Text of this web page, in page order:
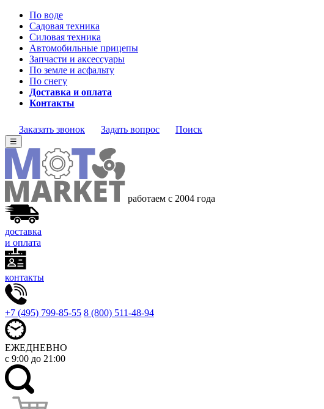
По воде
Садовая техника
Силовая техника
Автомобильные прицепы
Запчасти и аксессуары
По земле и асфальту
По снегу
Доставка и оплата
Контакты
Заказать звонок Задать вопрос Поиск
☰
работаем с 2004 года
доставка
и оплата
контакты
+7 (495) 799-85-55 8 (800) 511-48-94
ЕЖЕДНЕВНО
с 9:00 до 21:00